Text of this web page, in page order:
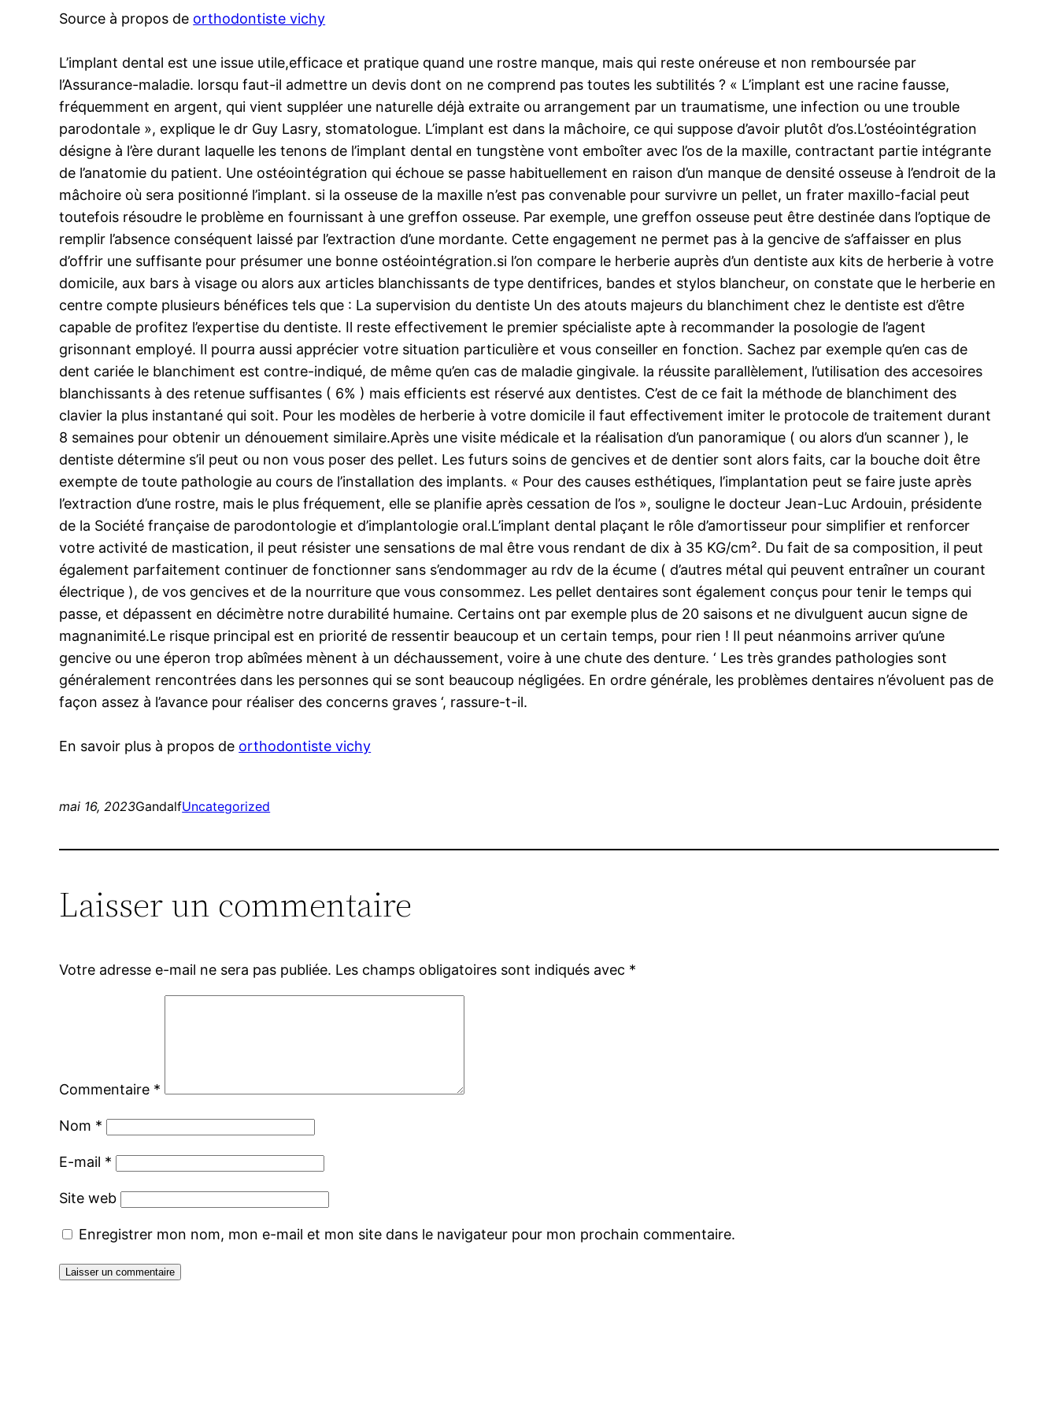
Source à propos de orthodontiste vichy
L’implant dental est une issue utile,efficace et pratique quand une rostre manque, mais qui reste onéreuse et non remboursée par
l’Assurance-maladie. lorsqu faut-il admettre un devis dont on ne comprend pas toutes les subtilités ? « L’implant est une racine fausse,
fréquemment en argent, qui vient suppléer une naturelle déjà extraite ou arrangement par un traumatisme, une infection ou une trouble
parodontale », explique le dr Guy Lasry, stomatologue. L’implant est dans la mâchoire, ce qui suppose d’avoir plutôt d’os.L’ostéointégration
désigne à l’ère durant laquelle les tenons de l’implant dental en tungstène vont emboîter avec l’os de la maxille, contractant partie intégrante
de l’anatomie du patient. Une ostéointégration qui échoue se passe habituellement en raison d’un manque de densité osseuse à l’endroit de la
mâchoire où sera positionné l’implant. si la osseuse de la maxille n’est pas convenable pour survivre un pellet, un frater maxillo-facial peut
toutefois résoudre le problème en fournissant à une greffon osseuse. Par exemple, une greffon osseuse peut être destinée dans l’optique de
remplir l’absence conséquent laissé par l’extraction d’une mordante. Cette engagement ne permet pas à la gencive de s’affaisser en plus
d’offrir une suffisante pour présumer une bonne ostéointégration.si l’on compare le herberie auprès d’un dentiste aux kits de herberie à votre
domicile, aux bars à visage ou alors aux articles blanchissants de type dentifrices, bandes et stylos blancheur, on constate que le herberie en
centre compte plusieurs bénéfices tels que : La supervision du dentiste Un des atouts majeurs du blanchiment chez le dentiste est d’être
capable de profitez l’expertise du dentiste. Il reste effectivement le premier spécialiste apte à recommander la posologie de l’agent
grisonnant employé. Il pourra aussi apprécier votre situation particulière et vous conseiller en fonction. Sachez par exemple qu’en cas de
dent cariée le blanchiment est contre-indiqué, de même qu’en cas de maladie gingivale. la réussite parallèlement, l’utilisation des accesoires
blanchissants à des retenue suffisantes ( 6% ) mais efficients est réservé aux dentistes. C’est de ce fait la méthode de blanchiment des
clavier la plus instantané qui soit. Pour les modèles de herberie à votre domicile il faut effectivement imiter le protocole de traitement durant
8 semaines pour obtenir un dénouement similaire.Après une visite médicale et la réalisation d’un panoramique ( ou alors d’un scanner ), le
dentiste détermine s’il peut ou non vous poser des pellet. Les futurs soins de gencives et de dentier sont alors faits, car la bouche doit être
exempte de toute pathologie au cours de l’installation des implants. « Pour des causes esthétiques, l’implantation peut se faire juste après
l’extraction d’une rostre, mais le plus fréquement, elle se planifie après cessation de l’os », souligne le docteur Jean-Luc Ardouin, présidente
de la Société française de parodontologie et d’implantologie oral.L’implant dental plaçant le rôle d’amortisseur pour simplifier et renforcer
votre activité de mastication, il peut résister une sensations de mal être vous rendant de dix à 35 KG/cm². Du fait de sa composition, il peut
également parfaitement continuer de fonctionner sans s’endommager au rdv de la écume ( d’autres métal qui peuvent entraîner un courant
électrique ), de vos gencives et de la nourriture que vous consommez. Les pellet dentaires sont également conçus pour tenir le temps qui
passe, et dépassent en décimètre notre durabilité humaine. Certains ont par exemple plus de 20 saisons et ne divulguent aucun signe de
magnanimité.Le risque principal est en priorité de ressentir beaucoup et un certain temps, pour rien ! Il peut néanmoins arriver qu’une
gencive ou une éperon trop abîmées mènent à un déchaussement, voire à une chute des denture. ‘ Les très grandes pathologies sont
généralement rencontrées dans les personnes qui se sont beaucoup négligées. En ordre générale, les problèmes dentaires n’évoluent pas de
façon assez à l’avance pour réaliser des concerns graves ‘, rassure-t-il.
En savoir plus à propos de orthodontiste vichy
mai 16, 2023GandalfUncategorized
Laisser un commentaire
Votre adresse e-mail ne sera pas publiée. Les champs obligatoires sont indiqués avec *
Commentaire *
Nom *
E-mail *
Site web
Enregistrer mon nom, mon e-mail et mon site dans le navigateur pour mon prochain commentaire.